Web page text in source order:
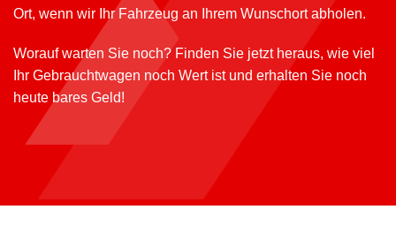
Ort, wenn wir Ihr Fahrzeug an Ihrem Wunschort abholen.
Worauf warten Sie noch? Finden Sie jetzt heraus, wie viel
Ihr Gebrauchtwagen noch Wert ist und erhalten Sie noch
heute bares Geld!